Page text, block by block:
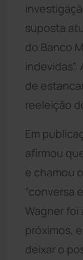
suposta
do Banco
de
reeleição
Em
afirmou
e chamou
“conversa
Wagner
próximos,
deixar o